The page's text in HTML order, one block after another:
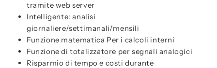
tramite web server
Intelligente: analisi
giornaliere/settimanali/mensili
Funzione matematica Per i calcoli interni
Funzione di totalizzatore per segnali analogici
Risparmio di tempo e costi durante